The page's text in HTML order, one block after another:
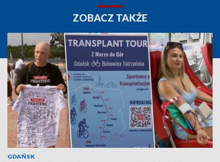
ZOBACZ TAKŻE
GDAŃSK